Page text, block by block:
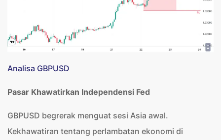
Analisa GBPUSD
Pasar Khawatirkan Independensi Fed
GBPUSD begrerak menguat sesi Asia awal.
Kekhawatiran tentang perlambatan ekonomi di